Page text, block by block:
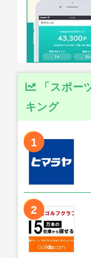
「スポー
キング
1
2